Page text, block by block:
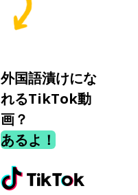
外国語漬けにな
れるTikTok動
画？
あるよ！